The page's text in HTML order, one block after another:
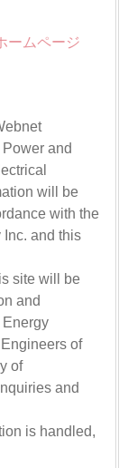
ームページ
and
will be
with the
Inc. and this
site will be
and
Energy
of
of
and
is handled,